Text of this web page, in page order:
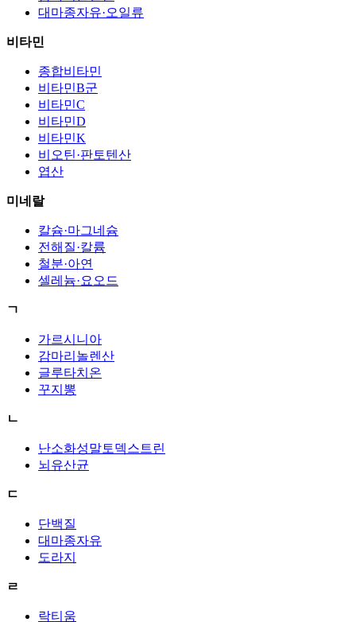
대마종자유·오일류
비타민
종합비타민
비타민B군
비타민C
비타민D
비타민K
비오틴·판토텐산
엽산
미네랄
칼슘·마그네슘
전해질·칼륨
철분·아연
셀레늄·요오드
ㄱ
가르시니아
감마리놀렌산
글루타치온
꾸지뽕
ㄴ
난소화성말토덱스트린
뇌유산균
ㄷ
단백질
대마종자유
도라지
ㄹ
락티움